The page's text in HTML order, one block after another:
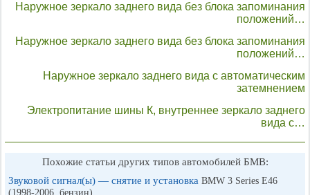
Наружное зеркало заднего вида без блока запоминания
положений…
Наружное зеркало заднего вида без блока запоминания
положений…
Наружное зеркало заднего вида с автоматическим
затемнением
Электропитание шины К, внутреннее зеркало заднего
вида с…
Похожие статьи других типов автомобилей БМВ:
Звуковой сигнал(ы) — снятие и установка BMW 3 Series E46
(1998-2006, бензин)